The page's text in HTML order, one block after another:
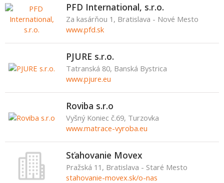
PFD International, s.r.o.
Za kasárňou 1, Bratislava - Nové Mesto
www.pfd.sk
PJURE s.r.o.
Tatranská 80, Banská Bystrica
www.pjure.eu
Roviba s.r.o
Vyšný Koniec č.69, Turzovka
www.matrace-vyroba.eu
Sťahovanie Movex
Pražská 11, Bratislava - Staré Mesto
stahovanie-movex.sk/o-nas